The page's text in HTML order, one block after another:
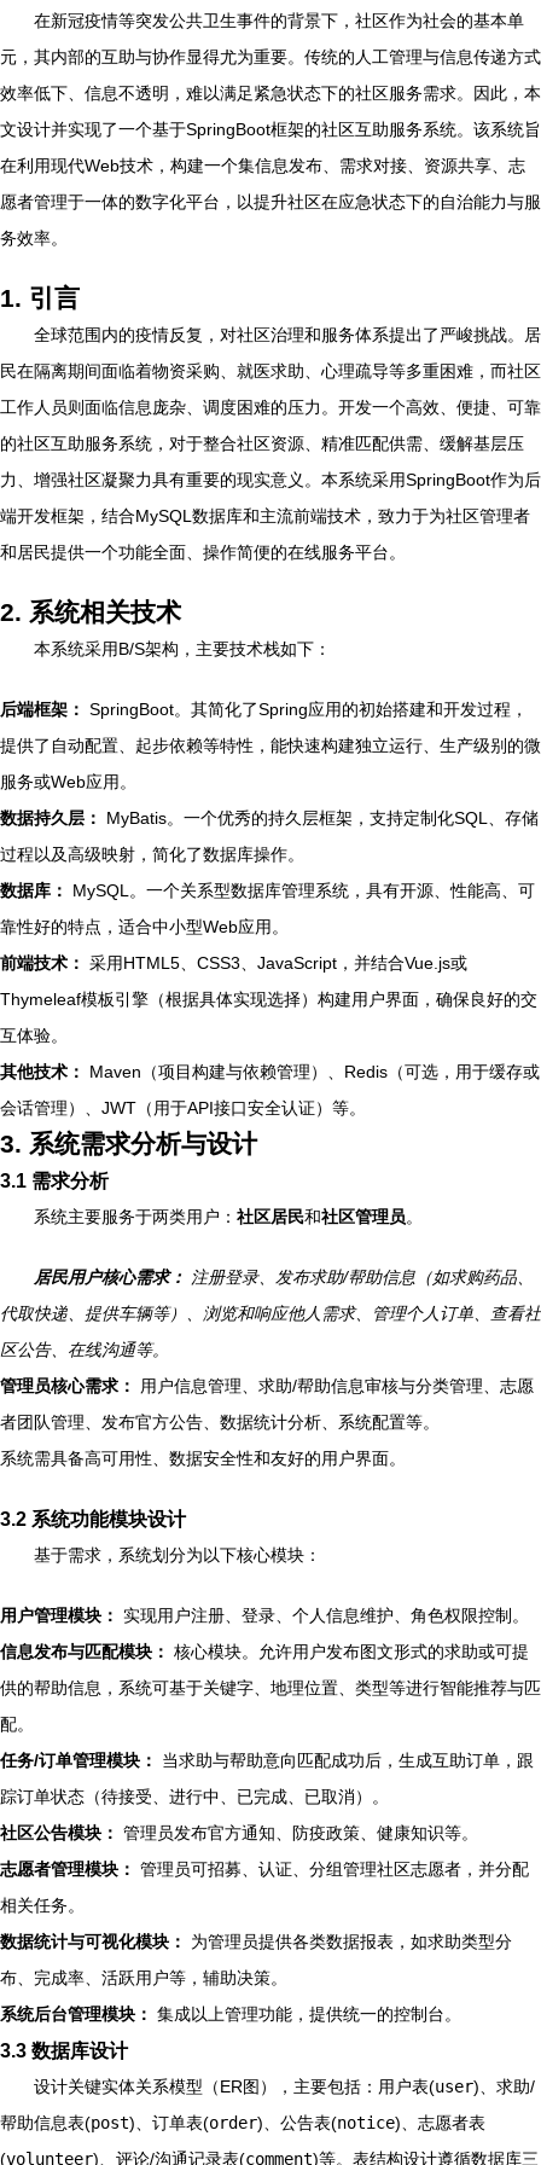
在新冠疫情等突发公共卫生事件的背景下，社区作为社会的基本单
元，其内部的互助与协作显得尤为重要。传统的人工管理与信息传递方式
效率低下、信息不透明，难以满足紧急状态下的社区服务需求。因此，本
文设计并实现了一个基于SpringBoot框架的社区互助服务系统。该系统旨
在利用现代Web技术，构建一个集信息发布、需求对接、资源共享、志
愿者管理于一体的数字化平台，以提升社区在应急状态下的自治能力与服
务效率。
1. 引言
全球范围内的疫情反复，对社区治理和服务体系提出了严峻挑战。居
民在隔离期间面临着物资采购、就医求助、心理疏导等多重困难，而社区
工作人员则面临信息庞杂、调度困难的压力。开发一个高效、便捷、可靠
的社区互助服务系统，对于整合社区资源、精准匹配供需、缓解基层压
力、增强社区凝聚力具有重要的现实意义。本系统采用SpringBoot作为后
端开发框架，结合MySQL数据库和主流前端技术，致力于为社区管理者
和居民提供一个功能全面、操作简便的在线服务平台。
2. 系统相关技术
本系统采用B/S架构，主要技术栈如下：
后端框架： SpringBoot。其简化了Spring应用的初始搭建和开发过程，
提供了自动配置、起步依赖等特性，能快速构建独立运行、生产级别的微
服务或Web应用。
数据持久层：
MyBatis。一个优秀的持久层框架，支持定制化SQL、存储
过程以及高级映射，简化了数据库操作。
数据库：
MySQL。一个关系型数据库管理系统，具有开源、性能高、可
靠性好的特点，适合中小型Web应用。
前端技术： 采用HTML5、CSS3、JavaScript，并结合Vue.js或
Thymeleaf模板引擎（根据具体实现选择）构建用户界面，确保良好的交
互体验。
其他技术：
Maven（项目构建与依赖管理）、Redis（可选，用于缓存或
会话管理）、JWT（用于API接口安全认证）等。
3. 系统需求分析与设计
3.1 需求分析
系统主要服务于两类用户： 社区居民和社区管理员。
居民用户核心需求： 注册登录、发布求助/帮助信息（如求购药品、
代取快递、提供车辆等）、浏览和响应他人需求、管理个人订单、查看社
区公告、在线沟通等。
管理员核心需求：
用户信息管理、求助/帮助信息审核与分类管理、志愿
者团队管理、发布官方公告、数据统计分析、系统配置等。
系统需具备高可用性、数据安全性和友好的用户界面。
3.2 系统功能模块设计
基于需求，系统划分为以下核心模块：
用户管理模块： 实现用户注册、登录、个人信息维护、角色权限控制。
信息发布与匹配模块： 核心模块。允许用户发布图文形式的求助或可提
供的帮助信息，系统可基于关键字、地理位置、类型等进行智能推荐与匹
配。
任务/订单管理模块：
当求助与帮助意向匹配成功后，生成互助订单，跟
踪订单状态（待接受、进行中、已完成、已取消）。
社区公告模块： 管理员发布官方通知、防疫政策、健康知识等。
志愿者管理模块： 管理员可招募、认证、分组管理社区志愿者，并分配
相关任务。
数据统计与可视化模块：
为管理员提供各类数据报表，如求助类型分
布、完成率、活跃用户等，辅助决策。
系统后台管理模块： 集成以上管理功能，提供统一的控制台。
3.3 数据库设计
设计关键实体关系模型（ER图），主要包括：用户表(user)、求助/
帮助信息表(post)、订单表(order)、公告表(notice)、志愿者表
(volunteer)、评论/沟通记录表(comment)等。表结构设计遵循数据库三